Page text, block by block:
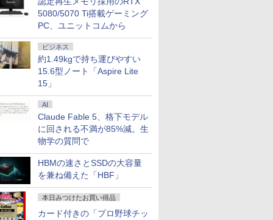
5080/5070 Ti搭載ゲーミング
PC、ユニットコムから
ビジネス
約1.49kgで持ち運びやすい
15.6型ノート「Aspire Lite
15」
AI
Claude Fable 5、格下モデル
に回される不満が85%減。生
物学の質問で
HBMの速さとSSDの大容量
を兼ね備えた「HBF」
本日みつけたお買い得品
カード付きの「プロ野球チッ